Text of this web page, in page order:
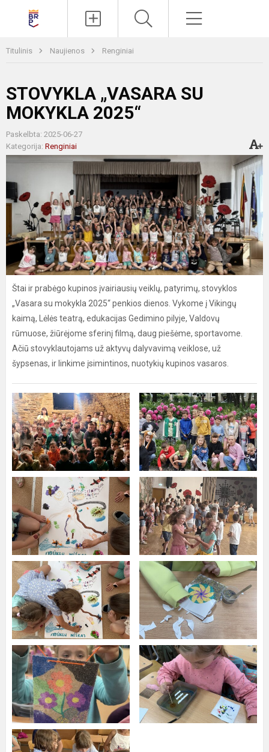
Titulinis Naujienos Renginiai
STOVYKLA „VASARA SU
MOKYKLA 2025“
Paskelbta: 2025-06-27
Kategorija: Renginiai
Štai ir prabėgo kupinos įvairiausių veiklų, patyrimų, stovyklos
„Vasara su mokykla 2025“ penkios dienos. Vykome į Vikingų
kaimą, Lėlės teatrą, edukacijas Gedimino pilyje, Valdovų
rūmuose, žiūrėjome sferinį filmą, daug piešėme, sportavome.
Ačiū stovyklautojams už aktyvų dalyvavimą veiklose, už
šypsenas, ir linkime įsimintinos, nuotykių kupinos vasaros.